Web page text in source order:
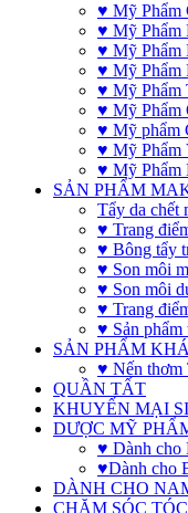
♥ Mỹ Phẩm
♥ Mỹ Phẩm
♥ Mỹ Phẩm
♥ Mỹ Phẩm
♥ Mỹ Phẩm
♥ Mỹ Phẩm
♥ Mỹ phẩm
♥ Mỹ Phẩm
♥ Mỹ Phẩm
SẢN PHẨM
Tẩy da chết
♥ Trang
♥ Bông tẩy
♥ Son môi
♥ Son môi
♥ Trang
♥ Sản phẩm
SẢN PHẨM
♥ Nến thơm
QUẦN TẤT
KHUYẾN MẠI
DƯỢC MỸ
♥ Dành cho
♥Dành cho
DÀNH CHO
CHĂM SÓC TÓC